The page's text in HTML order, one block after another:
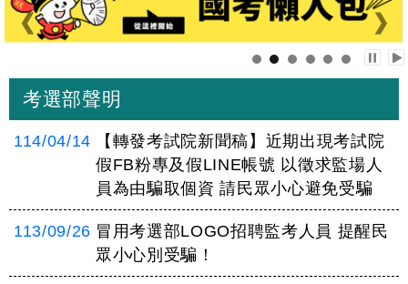
考選部聲明
114/04/14
【轉發考試院新聞稿】近期出現考試院
假FB粉專及假LINE帳號 以徵求監場人
員為由騙取個資 請民眾小心避免受騙
113/09/26 冒用考選部LOGO招聘監考人員 提醒民
眾小心別受騙！